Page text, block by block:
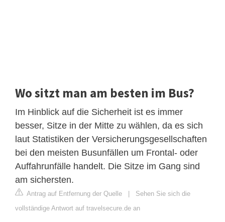
Wo sitzt man am besten im Bus?
Im Hinblick auf die Sicherheit ist es immer
besser, Sitze in der Mitte zu wählen, da es sich
laut Statistiken der Versicherungsgesellschaften
bei den meisten Busunfällen um Frontal- oder
Auffahrunfälle handelt. Die Sitze im Gang sind
am sichersten.
Antrag auf Entfernung der Quelle
Sehen Sie sich die
vollständige Antwort auf travelsecure.de an